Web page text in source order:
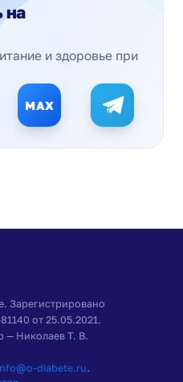
на
и здоровье при
MAX
Зарегистрировано
от 25.05.2021.
— Николаев Т. В.
diabete.ru.